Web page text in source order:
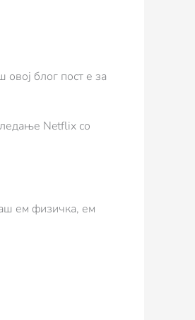
блог пост е за
Netflix со
ем физичка, ем